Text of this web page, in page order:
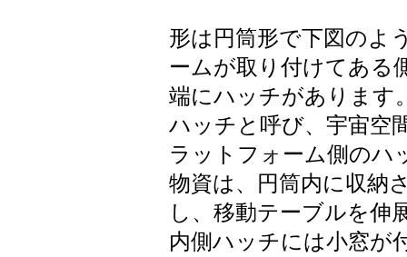
形は円筒形で下図のよ
ームが取り付けてある
端にハッチがあります
ハッチと呼び、宇宙空
ラットフォーム側のハ
物資は、円筒内に収納
し、移動テーブルを伸
内側ハッチには小窓が